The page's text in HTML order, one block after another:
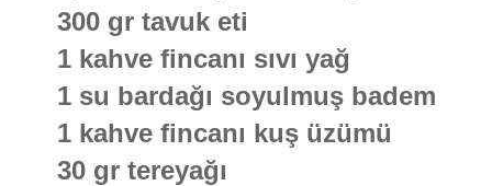
300 gr tavuk eti
1 kahve fincanı sıvı yağ
1 su bardağı soyulmuş badem
1 kahve fincanı kuş üzümü
30 gr tereyağı